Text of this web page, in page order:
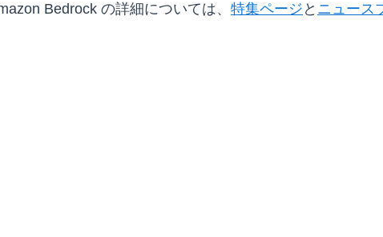
Bedrock の詳細については、 特集ページ と ニュース